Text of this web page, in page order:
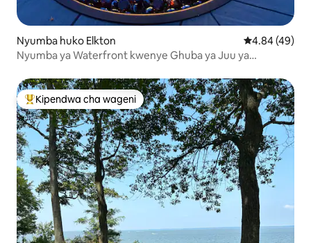
Nyumba huko Elkton Ukadiriaji wa
4.84 (49)
Nyumba ya Waterfront kwenye Ghuba ya Juu ya
Kipendwa maarufu cha wageni
Kipendwa cha wageni